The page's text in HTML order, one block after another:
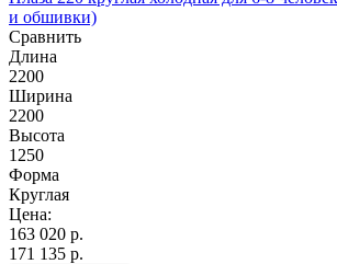
и обшивки)
Сравнить
Длина
2200
Ширина
2200
Высота
1250
Форма
Круглая
Цена:
163 020 р.
171 135 р.